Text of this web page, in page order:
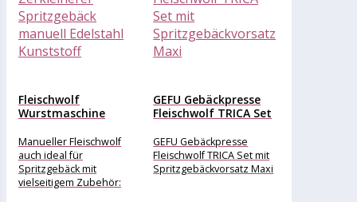
Fleischwolf
Wurstmaschine
Spritzgebäck manuell
Edelstahl Kunststoff
Manueller Fleischwolf
auch ideal für
Spritzgebäck mit
vielseitigem Zubehör:
GEFU Gebäckpresse
Fleischwolf TRICA Set
Spritzgebäckvorsatz...
GEFU Gebäckpresse
Fleischwolf TRICA Set mit
Spritzgebäckvorsatz Maxi